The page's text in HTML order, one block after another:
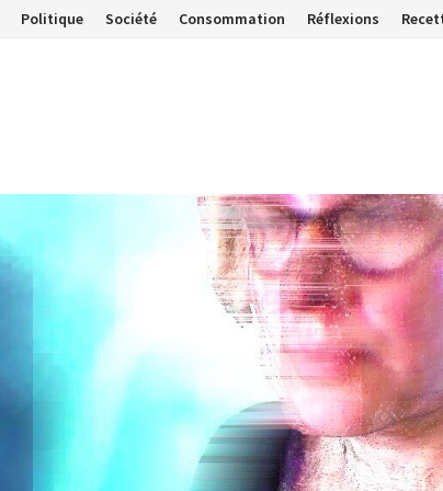
Politique Société Consommation Réflexions